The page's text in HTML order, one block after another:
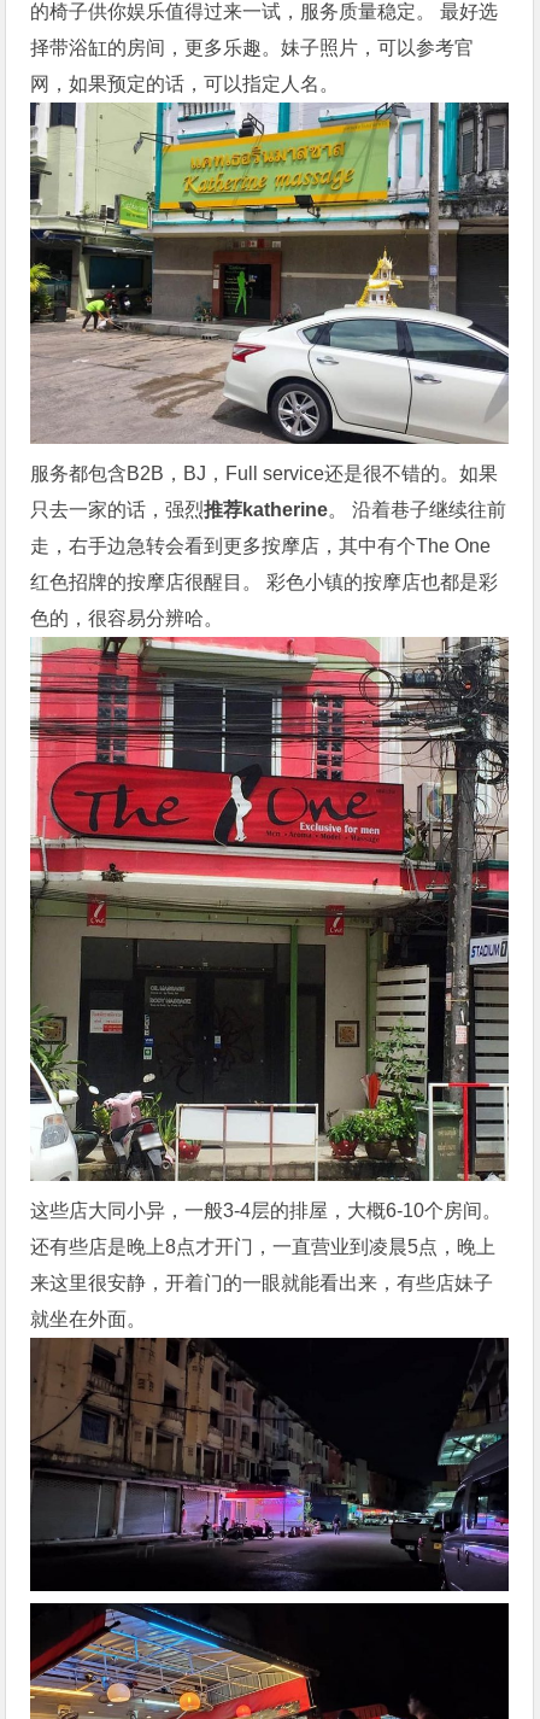
的椅子供你娱乐值得过来一试，服务质量稳定。
最好选
择带浴缸的房间，更多乐趣。妹子照片，可以参考官
网，如果预定的话，可以指定人名。
服务都包含B2B，BJ，Full service还是很不错的。如果
只去一家的话，强烈推荐katherine。 沿着巷子继续往前
走，右手边急转会看到更多按摩店，其中有个The One
红色招牌的按摩店很醒目。 彩色小镇的按摩店也都是彩
色的，很容易分辨哈。
这些店大同小异，一般3-4层的排屋，大概6-10个房间。
还有些店是晚上8点才开门，一直营业到凌晨5点，晚上
来这里很安静，开着门的一眼就能看出来，有些店妹子
就坐在外面。